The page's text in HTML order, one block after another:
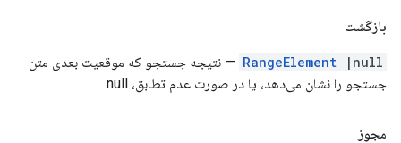
بازگشت
RangeElement |null
— نتیجه جستجو که موقعیت بعدی متن
جستجو را نشان می‌دهد، یا در صورت عدم تطابق، null
مجوز